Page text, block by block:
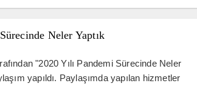
Neler Yaptık
"2020 Yılı Pandemi Sürecinde Neler
yapıldı. Paylaşımda yapılan hizmetler